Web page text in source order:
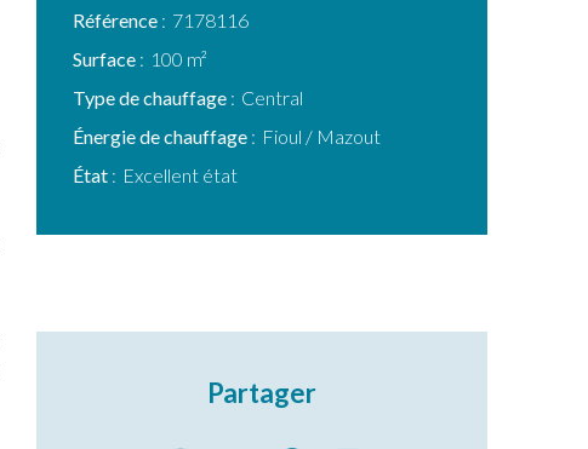
Référence
7178116
Surface
100 m²
Type de chauffage
Central
Énergie de chauffage
Fioul / Mazout
État
Excellent état
Partager